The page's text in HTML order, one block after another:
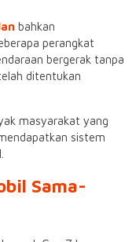
bahkan
perangkat
bergerak tanpa
ditentukan
masyarakat yang
sistem
Sama-